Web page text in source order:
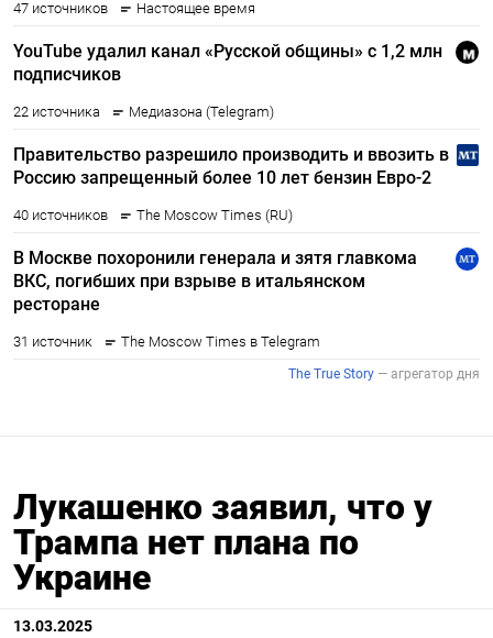
Лукашенко заявил, что у
Трампа нет плана по
Украине
13.03.2025